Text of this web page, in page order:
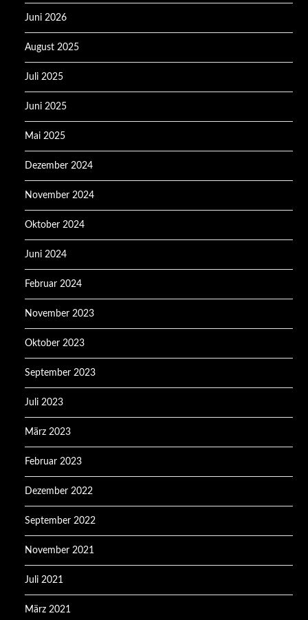
Juni 2026
August 2025
Juli 2025
Juni 2025
Mai 2025
Dezember 2024
November 2024
Oktober 2024
Juni 2024
Februar 2024
November 2023
Oktober 2023
September 2023
Juli 2023
März 2023
Februar 2023
Dezember 2022
September 2022
November 2021
Juli 2021
März 2021